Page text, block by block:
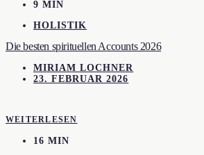
9 MIN
HOLISTIK
Die besten spirituellen Accounts 2026
MIRIAM LOCHNER
23. FEBRUAR 2026
WEITERLESEN
16 MIN